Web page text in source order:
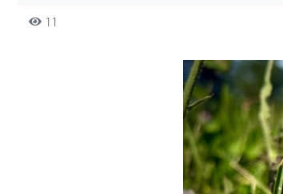
컨텐츠 정보
11